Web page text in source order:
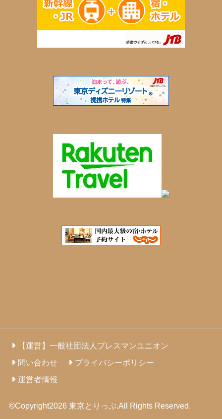
【運営】一般社団法人プレスマンユニオン
問い合わせ
プライバシーポリシー
運営者情報
©Copyright2026 東京とりっぷ.All Rights Reserved.